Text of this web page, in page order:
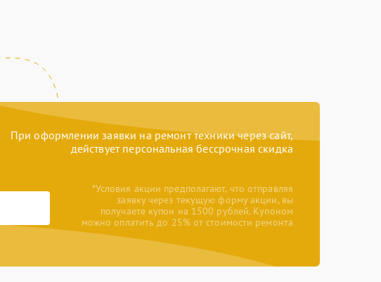
При оформлении заявки на ремонт техники через сайт,
действует персональная бессрочная скидка
*Условия акции предполагают, что отправляя
заявку через текущую форму акции, вы
получаете купон на 1500 рублей. Купоном
можно оплатить до 25% от стоимости ремонта